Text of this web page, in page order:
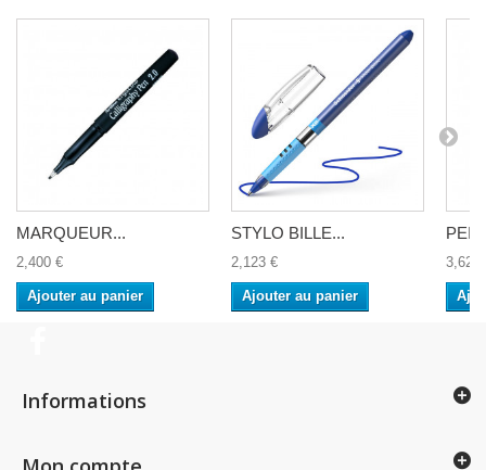
MARQUEUR...
2,400 €
Ajouter au panier
STYLO BILLE...
2,123 €
Ajouter au panier
3,626
Informations